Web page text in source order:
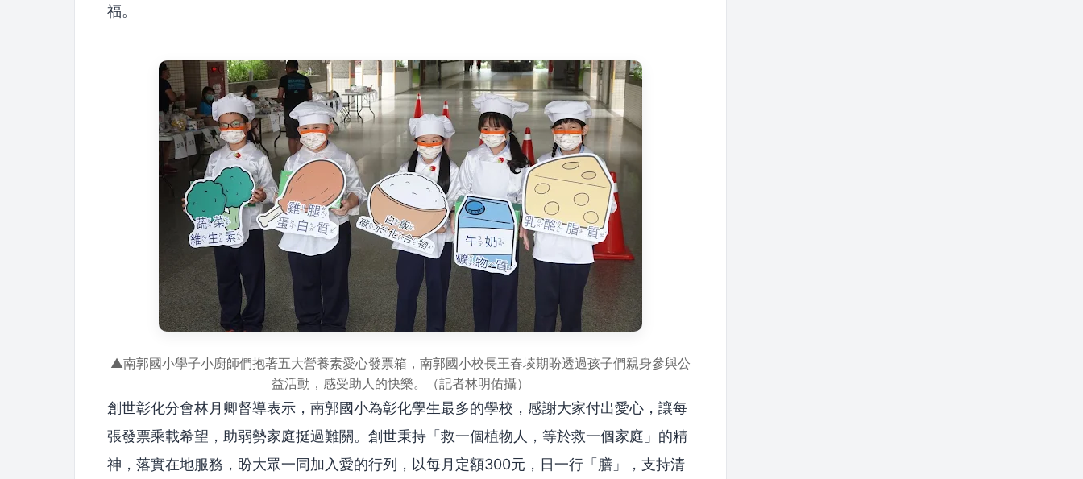
福。
▲南郭國小學子小廚師們抱著五大營養素愛心發票箱，南郭國小校長王春堎期盼透過孩子們親身參與公
益活動，感受助人的快樂。（記者林明佑攝）
創世彰化分會林月卿督導表示，南郭國小為彰化學生最多的學校，感謝大家付出愛心，讓每
張發票乘載希望，助弱勢家庭挺過難關。創世秉持「救一個植物人，等於救一個家庭」的精
神，落實在地服務，盼大眾一同加入愛的行列，以每月定額300元，日一行「膳」，支持清